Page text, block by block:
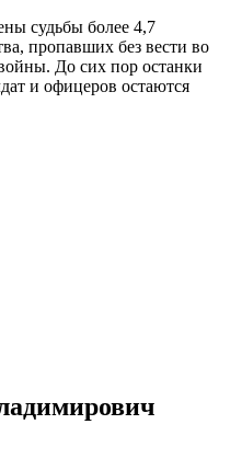
судьбы более 4,7
, пропавших без вести во
До сих пор останки
и офицеров остаются